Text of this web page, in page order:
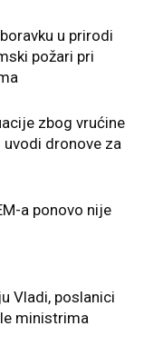
u prirodi
požari pri
zbog vrućine
dronove za
a ponovo nije
Vladi, poslanici
ministrima